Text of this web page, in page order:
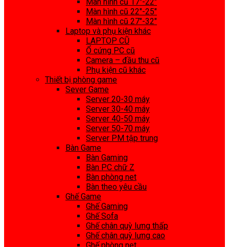
Màn hình cũ 22″-25″
Màn hình cũ 27″-32″
Laptop và phụ kiện khác
LAPTOP CŨ
Ổ cứng PC cũ
Camera – đầu thu cũ
Phụ kiện cũ khác
Thiết bị phòng game
Sever Game
Server 20-30 máy
Server 30-40 máy
Server 40-50 máy
Server 50-70 máy
Server PM tập trung
Bàn Game
Bàn Gaming
Bàn PC chữ Z
Bàn phòng net
Bàn theo yêu cầu
Ghế Game
Ghế Gaming
Ghế Sofa
Ghế chân quỳ lưng thấp
Ghế chân quỳ lưng cao